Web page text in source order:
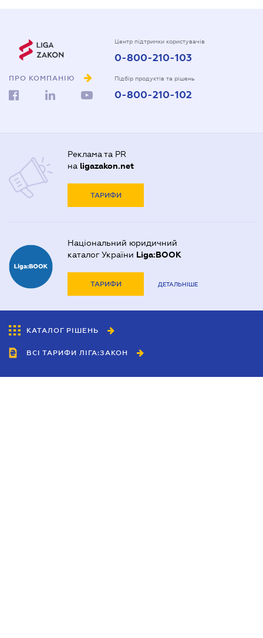
ПРО КОМПАНІЮ
Центр підтримки користувачів
0-800-210-103
Підбір продуктів та рішень
0-800-210-102
Реклама та PR
на ligazakon.net
ТАРИФИ
Національний юридичний
каталог України Liga:BOOK
ТАРИФИ ДЕТАЛЬНІШЕ
КАТАЛОГ РІШЕНЬ
ВСІ ТАРИФИ ЛІГА:ЗАКОН